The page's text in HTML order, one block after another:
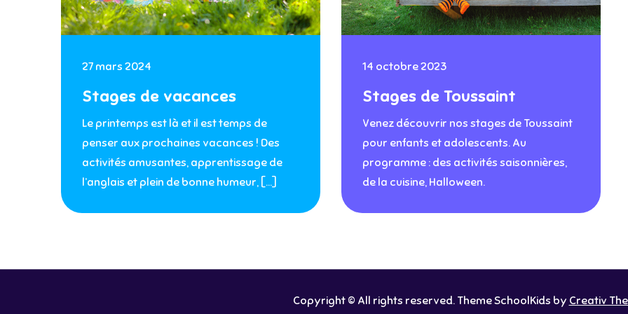
27 mars 2024
Stages de vacances
Le printemps est là et il est temps de
penser aux prochaines vacances ! Des
activités amusantes, apprentissage de
l’anglais et plein de bonne humeur, […]
14 octobre 2023
Stages de Toussaint
Venez découvrir nos stages de Toussaint
pour enfants et adolescents. Au
programme : des activités saisonnières,
de la cuisine, Halloween.
Copyright © All rights reserved. Theme SchoolKids by Creativ